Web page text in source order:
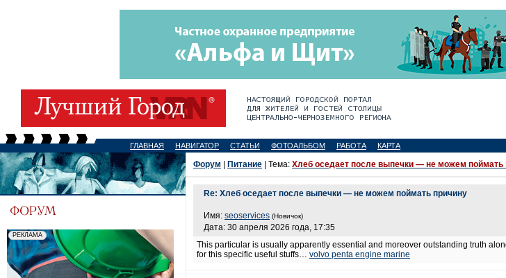
ГЛАВНАЯ НАВИГАТОР СТАТЬИ ФОТОАЛЬБОМ РАБОТА КАРТА
Форум Питание | Тема: Хлеб оседает после выпечки — не можем поймать
Re: Хлеб оседает после выпечки — не можем поймать причину
Имя: seoservices (Новичок)
Дата: 30 апреля 2026 года, 17:35
This particular is usually apparently essential and moreover outstanding truth
for this specific useful stuffs… volvo penta engine marine